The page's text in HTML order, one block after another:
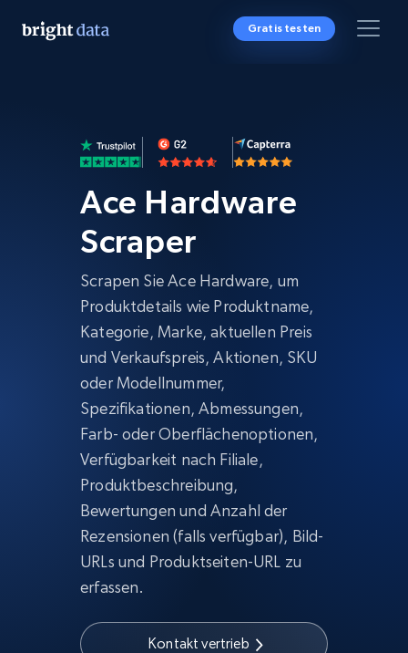
Gratis testen
Ace Hardware
Scraper
Scrapen Sie Ace Hardware, um
Produktdetails wie Produktname,
Kategorie, Marke, aktuellen Preis
und Verkaufspreis, Aktionen, SKU
oder Modellnummer,
Spezifikationen, Abmessungen,
Farb- oder Oberflächenoptionen,
Verfügbarkeit nach Filiale,
Produktbeschreibung,
Bewertungen und Anzahl der
Rezensionen (falls verfügbar), Bild-
URLs und Produktseiten-URL zu
erfassen.
Kontakt vertrieb